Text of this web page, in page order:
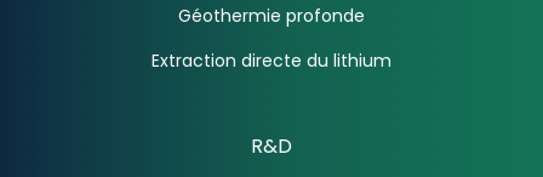
Géothermie profonde
Extraction directe du lithium
R&D